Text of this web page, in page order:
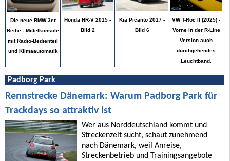
Die neue BMW 3er
Reihe - Mittelkonsole
mit Radio-Bedienteil
und Klimaautomatik
Honda HR-V 2015 -
Bild 2
Kia Picanto 2017 -
Bild 6
VW T-Roc II (2025) -
Vorne in der R-Line
Version auch
durchgehendes
Leuchtband.
Padborg Park
Rennstrecke Dänemark: Warum Padborg Park für
Trackdays so attraktiv ist
Wer aus Norddeutschland kommt und
Streckenzeit sucht, schaut zunehmend
nach Dänemark, weil Anreise,
Streckenbetrieb und Trainingsangebote